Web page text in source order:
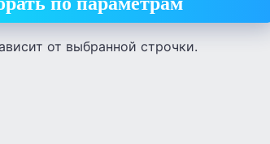
от выбранной строчки.